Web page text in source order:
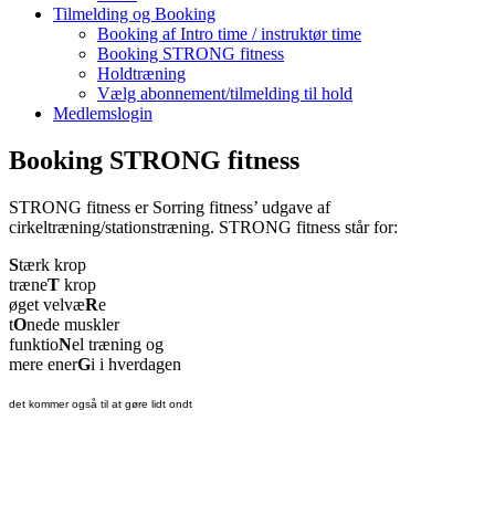
Tilmelding og Booking
Booking af Intro time / instruktør time
Booking STRONG fitness
Holdtræning
Vælg abonnement/tilmelding til hold
Medlemslogin
Booking STRONG fitness
STRONG fitness er Sorring fitness’ udgave af
cirkeltræning/stationstræning. STRONG fitness står for:
Stærk krop
træneT krop
øget velvæRe
tOnede muskler
funktioNel træning og
mere enerGi i hverdagen
det kommer også til at gøre lidt ondt